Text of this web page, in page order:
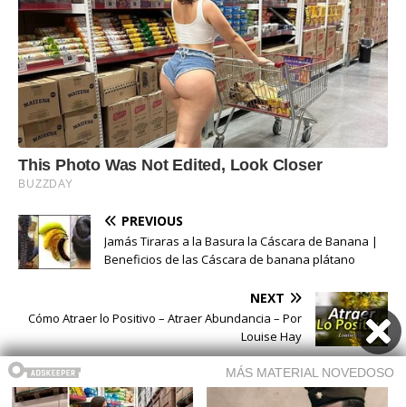
PREVIOUS
Jamás Tiraras a la Basura la Cáscara de Banana |
Beneficios de las Cáscara de banana plátano
NEXT
Cómo Atraer lo Positivo – Atraer Abundancia – Por
Louise Hay